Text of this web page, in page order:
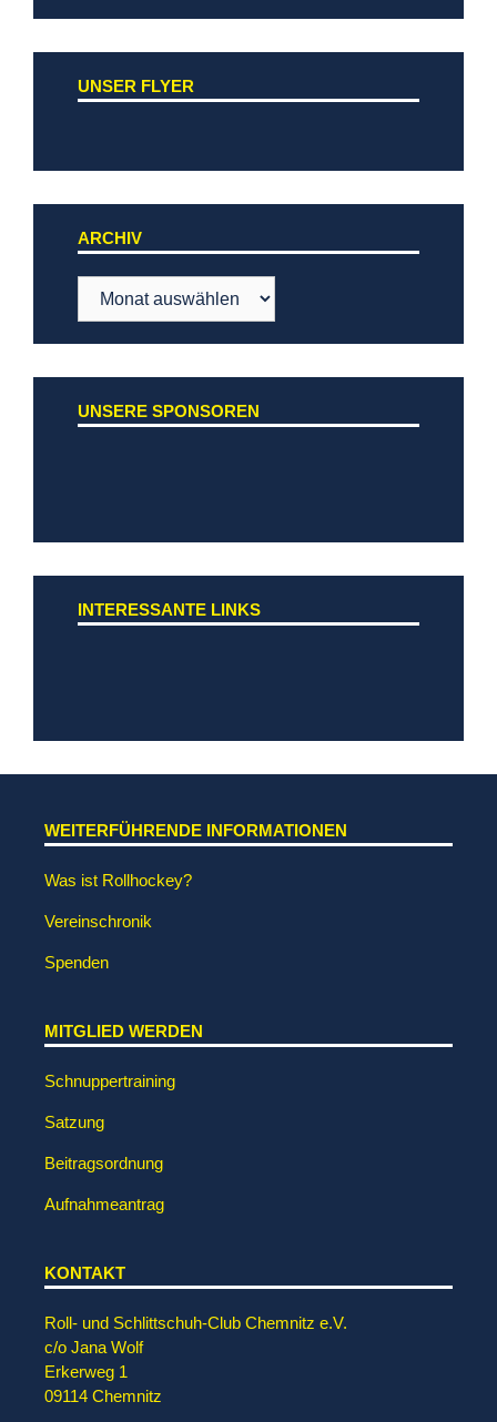
UNSER FLYER
ARCHIV
UNSERE SPONSOREN
INTERESSANTE LINKS
WEITERFÜHRENDE INFORMATIONEN
Was ist Rollhockey?
Vereinschronik
Spenden
MITGLIED WERDEN
Schnuppertraining
Satzung
Beitragsordnung
Aufnahmeantrag
KONTAKT
Roll- und Schlittschuh-Club Chemnitz e.V.
c/o Jana Wolf
Erkerweg 1
09114 Chemnitz